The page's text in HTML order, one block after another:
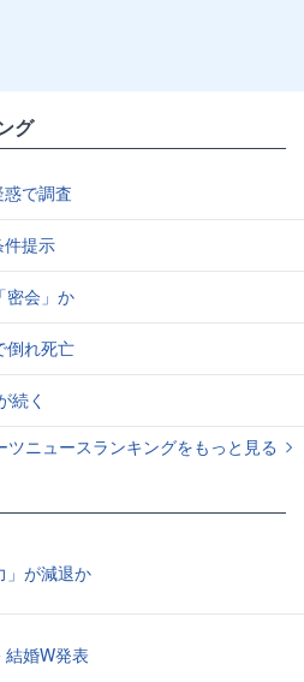
グ
で調査
提示
密会」か
倒れ死亡
続く
ツニュースランキングをもっと見る
」が減退か
婚W発表